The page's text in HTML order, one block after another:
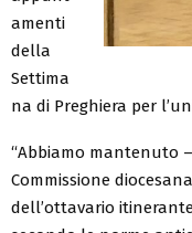
amenti
della
Settima
na di Preghiera per
“Abbiamo mantenuto
Commissione
dell’ottavario